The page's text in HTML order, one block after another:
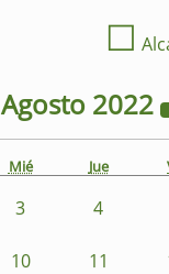
☐
Agosto 2022
Mié Jue
3 4
10 11